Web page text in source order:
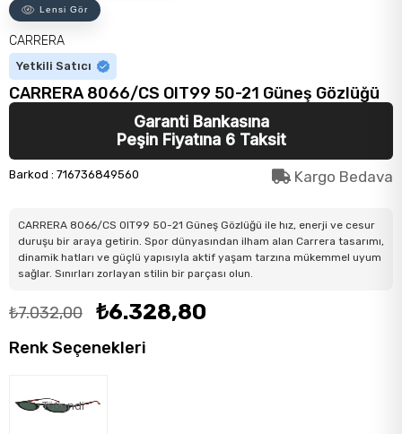
Lensi Gör
CARRERA
Yetkili Satıcı
CARRERA 8066/CS OIT99 50-21 Güneş Gözlüğü
Garanti Bankasına
Peşin Fiyatına 6 Taksit
Barkod : 716736849560 Kargo Bedava
CARRERA 8066/CS OIT99 50-21 Güneş Gözlüğü ile hız, enerji ve cesur
duruşu bir araya getirin. Spor dünyasından ilham alan Carrera tasarımı,
dinamik hatları ve güçlü yapısıyla aktif yaşam tarzına mükemmel uyum
sağlar. Sınırları zorlayan stilin bir parçası olun.
₺7.032,00 ₺6.328,80
Renk Seçenekleri
Tükendi